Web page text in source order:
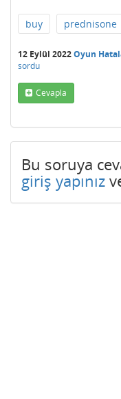
buy prednisone
12 Eylül 2022Oyun
sordu
Cevapla
Bu soruya
giriş yapınız